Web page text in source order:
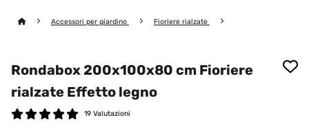
Accessori per giardino Fioriere rialzate
Rondabox 200x100x80 cm Fioriere
rialzate Effetto legno
19 Valutazioni